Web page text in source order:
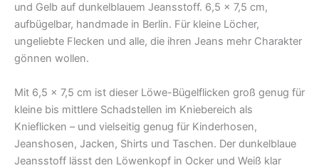
und Gelb auf dunkelblauem Jeansstoff. 6,5 × 7,5 cm,
aufbügelbar, handmade in Berlin. Für kleine Löcher,
ungeliebte Flecken und alle, die ihren Jeans mehr Charakter
gönnen wollen.
Mit 6,5 × 7,5 cm ist dieser Löwe-Bügelflicken groß genug für
kleine bis mittlere Schadstellen im Kniebereich als
Knieflicken – und vielseitig genug für Kinderhosen,
Jeanshosen, Jacken, Shirts und Taschen. Der dunkelblaue
Jeansstoff lässt den Löwenkopf in Ocker und Weiß klar